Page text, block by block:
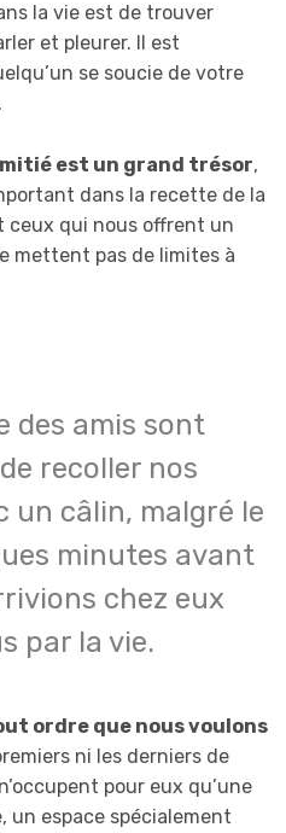
la vie est de trouver
et pleurer. Il est
se soucie de votre
est un grand trésor,
dans la recette de la
ceux qui nous offrent un
mettent pas de limites à
des amis sont
recoller nos
un câlin, malgré le
minutes avant
chez eux
par la vie.
ordre que nous voulons
ni les derniers de
pour eux qu’une
un espace spécialement